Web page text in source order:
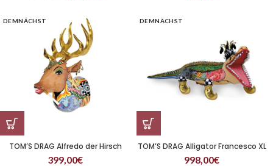
DEMNÄCHST
TOM’S DRAG Alfredo der Hirsch
399,00€
DEMNÄCHST
TOM’S DRAG Alligator Francesco XL
998,00€